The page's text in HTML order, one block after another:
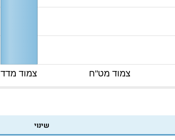
צמוד מדד צמוד מט"ח
שינוי